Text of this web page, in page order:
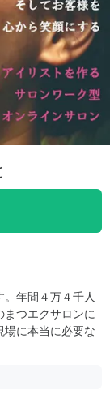
年間４万４千人
つエクサロンに
場に本当に必要な